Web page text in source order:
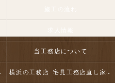
当工務店について
口コミ情報 横浜の工務店･宅見工務店直し家本舗合同会社の評判